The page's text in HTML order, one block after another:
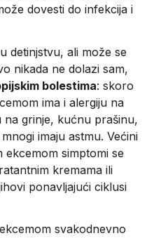
dovesti do infekcija i
detinjstvu, ali može se
nikada ne dolazi sam,
bolestima: skoro
ima i alergiju na
na grinje, kućnu prašinu,
imaju astmu. Većini
ekcemom simptomi se
kremama ili
ponavljajući ciklusi
svakodnevno